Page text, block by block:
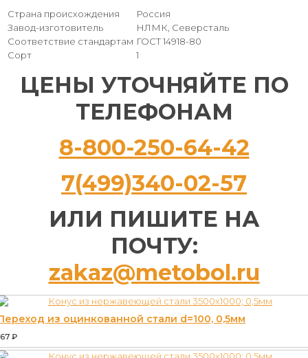
Страна происхождения
Россия
Завод-изготовитель
НЛМК, Северсталь
Соответствие стандартам ГОСТ 14918-80
Сорт
1
ЦЕНЫ УТОЧНЯЙТЕ ПО
ТЕЛЕФОНАМ
8-800-250-64-42
7(499)340-02-57
ИЛИ ПИШИТЕ НА
ПОЧТУ:
zakaz@metobol.ru
из оцинкованной стали d=100, 0,5мм
₽